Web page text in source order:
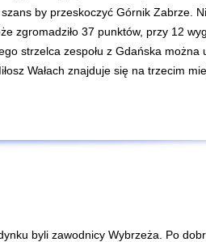
by przeskoczyć Górnik Zabrze.
zgromadziło 37 punktów, przy 12
strzelca zespołu z Gdańska można
Wałach znajduje się na trzecim
byli zawodnicy Wybrzeża. Po